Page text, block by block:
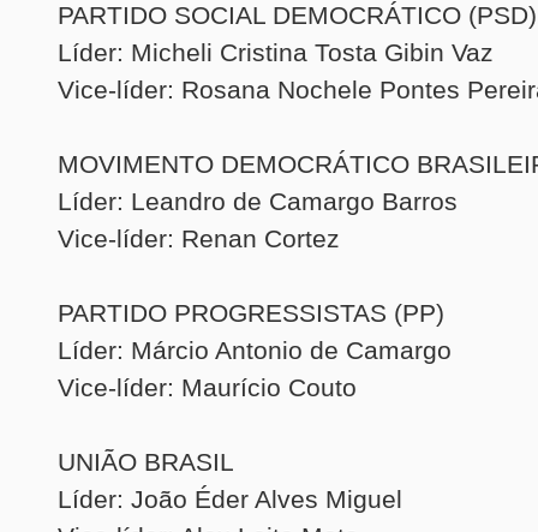
PARTIDO SOCIAL DEMOCRÁTICO (PSD)
Líder: Micheli Cristina Tosta Gibin Vaz
Vice-líder: Rosana Nochele Pontes
MOVIMENTO DEMOCRÁTICO
Líder: Leandro de Camargo Barros
Vice-líder: Renan Cortez
PARTIDO PROGRESSISTAS (PP)
Líder: Márcio Antonio de Camargo
Vice-líder: Maurício Couto
UNIÃO BRASIL
Líder: João Éder Alves Miguel